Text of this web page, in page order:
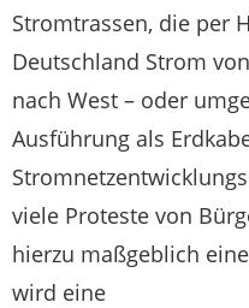
Stromtrassen, die per
Deutschland Strom
nach West – oder
Ausführung als
viele Proteste von
hierzu maßgeblich
wird eine